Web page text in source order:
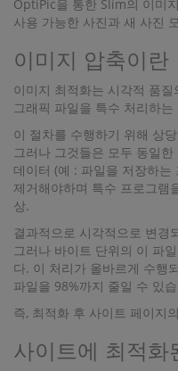
OptiPic을 통한 Slim의 이미
사용 가능한 사진과 새 사진
이미지 압축이란
이미지 최적화는 시각적 품
그래픽 파일을 특수 처리하는
이 절차를 수행하기 위해 상
그러나 그것들은 모두 동일
데이터 (예 : 파일을 저장하는
제거해야하며 특수 프로그램
상.
결과적으로 시각적으로 변경
그러나 바이트 단위의 이 파
다. 이 처리가 올바르게 수행
파일을 98%까지 줄일 수 있
즉, 최적화 후 사이트 페이지
사이트에 최적화